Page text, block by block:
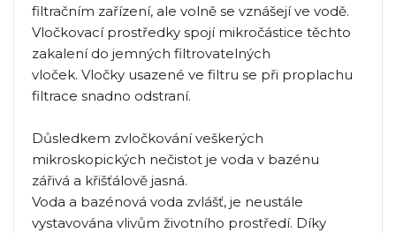
filtračním zařízení, ale volně se vznášejí ve vodě.
Vločkovací prostředky spojí mikročástice těchto
zakalení do jemných filtrovatelných
vloček. Vločky usazené ve filtru se při proplachu
filtrace snadno odstraní.
Důsledkem zvločkování veškerých
mikroskopických nečistot je voda v bazénu
zářivá a křišťálově jasná.
Voda a bazénová voda zvlášť, je neustále
vystavována vlivům životního prostředí. Díky